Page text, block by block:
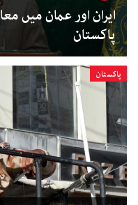
ایران اور عمان میں
پاکستان
پاکستان